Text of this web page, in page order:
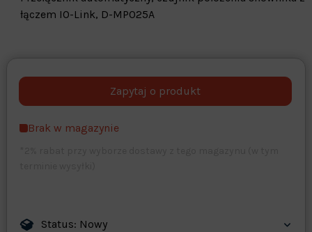
łączem IO-Link, D-MP025A
opcjonalne Maks. 250 znaków
Brak w magazynie
Status: Nowy